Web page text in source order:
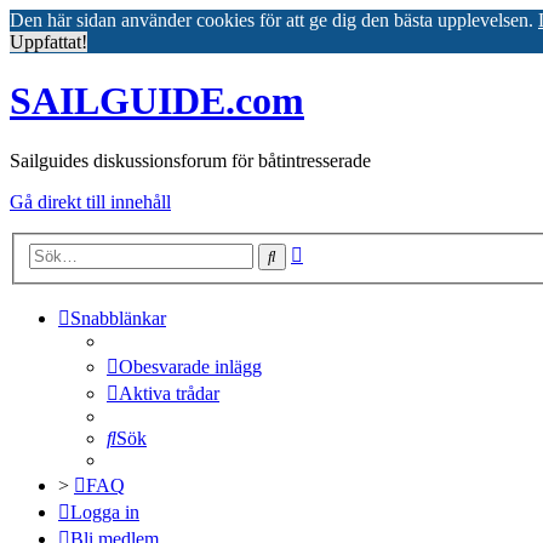
Den här sidan använder cookies för att ge dig den bästa upplevelsen.
Uppfattat!
SAILGUIDE.com
Sailguides diskussionsforum för båtintresserade
Gå direkt till innehåll
Sök
Snabblänkar
Obesvarade inlägg
Aktiva trådar
Sök
>
FAQ
Logga in